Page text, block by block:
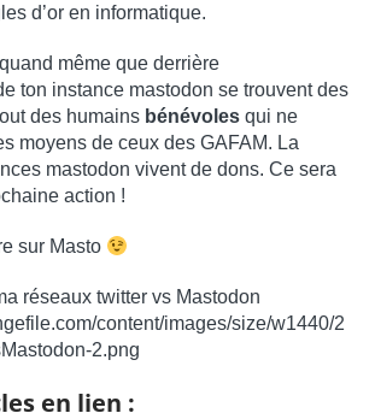
d’or en informatique.
même que derrière
ton instance mastodon se trouvent des
des humains bénévoles qui ne
moyens de ceux des GAFAM. La
mastodon vivent de dons. Ce sera
action !
sur Masto
réseaux twitter vs Mastodon
content/images/size/w1440/2
2.png
en lien :